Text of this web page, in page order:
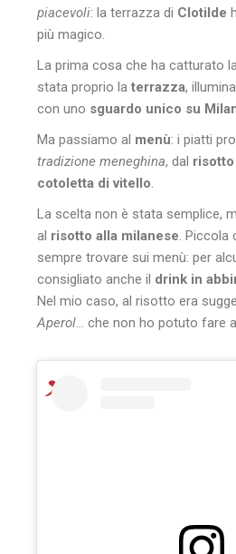
piacevoli: la terrazza di Clotilde
più magico.
La prima cosa che ha catturato
stata proprio laterrazza,
con uno sguardo unico su
Ma passiamo al menù: i piatti
tradizione meneghina, dal risotto
cotoletta di vitello
La scelta non è stata semplice,
al risotto alla milanese .
sempre trovare sui menù: per
consigliato anche il drink in
Nel mio caso, al risotto era
Aperol … che non ho potuto fare